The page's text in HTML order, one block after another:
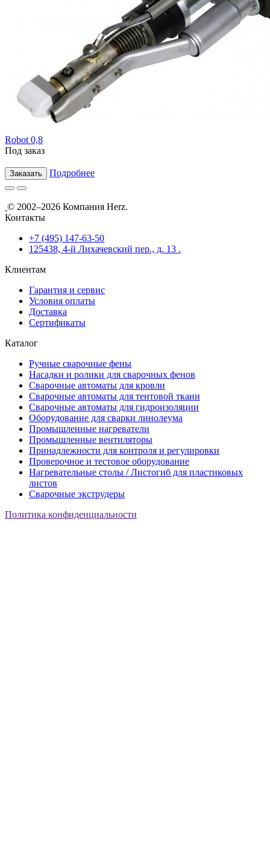
Robot 0,8
Под заказ
Заказать Подробнее
© 2002–2026 Компания Herz.
Контакты
+7 (495) 147-63-50
125438, 4-й Лихачевский пер., д. 13 .
Клиентам
Гарантия и сервис
Условия оплаты
Доставка
Сертификаты
Каталог
Ручные сварочные фены
Насадки и ролики для сварочных фенов
Сварочные автоматы для кровли
Сварочные автоматы для тентовой ткани
Сварочные автоматы для гидроизоляции
Оборудование для сварки линолеума
Промышленные нагреватели
Промышленные вентиляторы
Принадлежности для контроля и регулировки
Проверочное и тестовое оборудование
Нагревательные столы / Листогиб для пластиковых
листов
Сварочные экструдеры
Политика конфиденциальности